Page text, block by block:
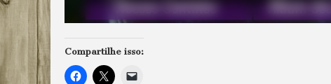
Compartilhe isso: